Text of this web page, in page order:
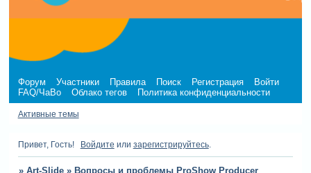
Форум Участники Правила Поиск Регистрация
Войти
FAQ/ЧаВо
Облако тегов Политика конфиденциальности
Активные темы
Привет, Гость! Войдите или зарегистрируйтесь.
» Art-Slide » Вопросы и проблемы ProShow Producer